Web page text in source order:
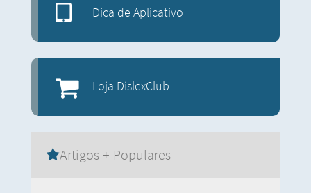
Dica de Aplicativo
Loja DislexClub
Artigos + Populares